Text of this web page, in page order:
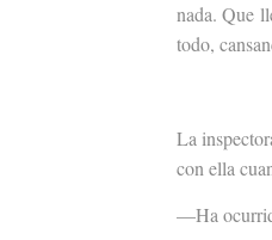
nada. Que
todo,
La
con ella
—Ha